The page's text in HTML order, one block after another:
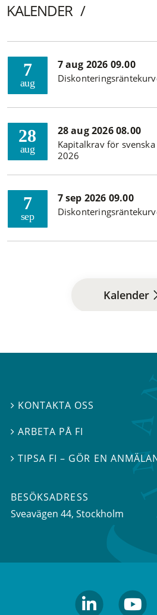
KALENDER
7
aug
7 aug 2026 09.00
28
aug
28 aug 2026 08.00
Kapitalkrav för
2026
7
sep
7 sep 2026 09.00
Kalender
 KONTAKTA OSS
ARBETA PÅ FI
TIPSA FI – GÖR EN
BESÖKSADRESS
Sveavägen 44, Stockholm